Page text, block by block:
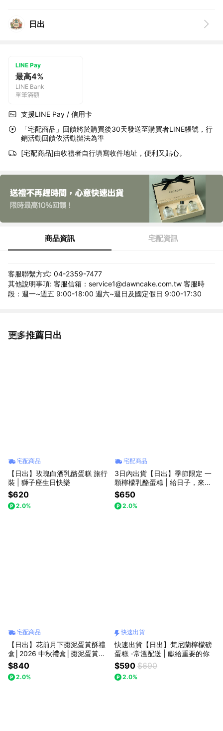
日出
LINE Pay
最高4%
LINE Bank
單筆滿額
支援LINE Pay / 信用卡
「宅配商品」回饋將於購買後30天發送至購買者LINE帳號，行
銷活動回饋依活動辦法為準
[宅配商品]由收禮者自行填寫收件地址，便利又貼心。
商品資訊 宅配資訊
客服聯繫方式: 04-2359-7477
其他說明事項: 客服信箱：service1@dawncake.com.tw 客服時
段：週一~週五 9:00-18:00 週六~週日及國定假日 9:00-17:30
更多推薦日出
看更多
宅配商品
【日出】玫瑰白酒乳酪蛋糕 旅行
裝 | 獅子座生日快樂
$620
2.0%
宅配商品
3日內出貨【日出】季節限定 一
顆檸檬乳酪蛋糕 | 給日子，來一
點清爽的儀式感
$650
2.0%
宅配商品
【日出】花前月下棗泥蛋黃酥禮
盒│2026 中秋禮盒│棗泥蛋黃酥
六顆
$840
2.0%
快速出貨
快速出貨【日出】梵尼蘭檸檬磅
蛋糕 -常溫配送 | 獻給重要的你
$590 $690
2.0%